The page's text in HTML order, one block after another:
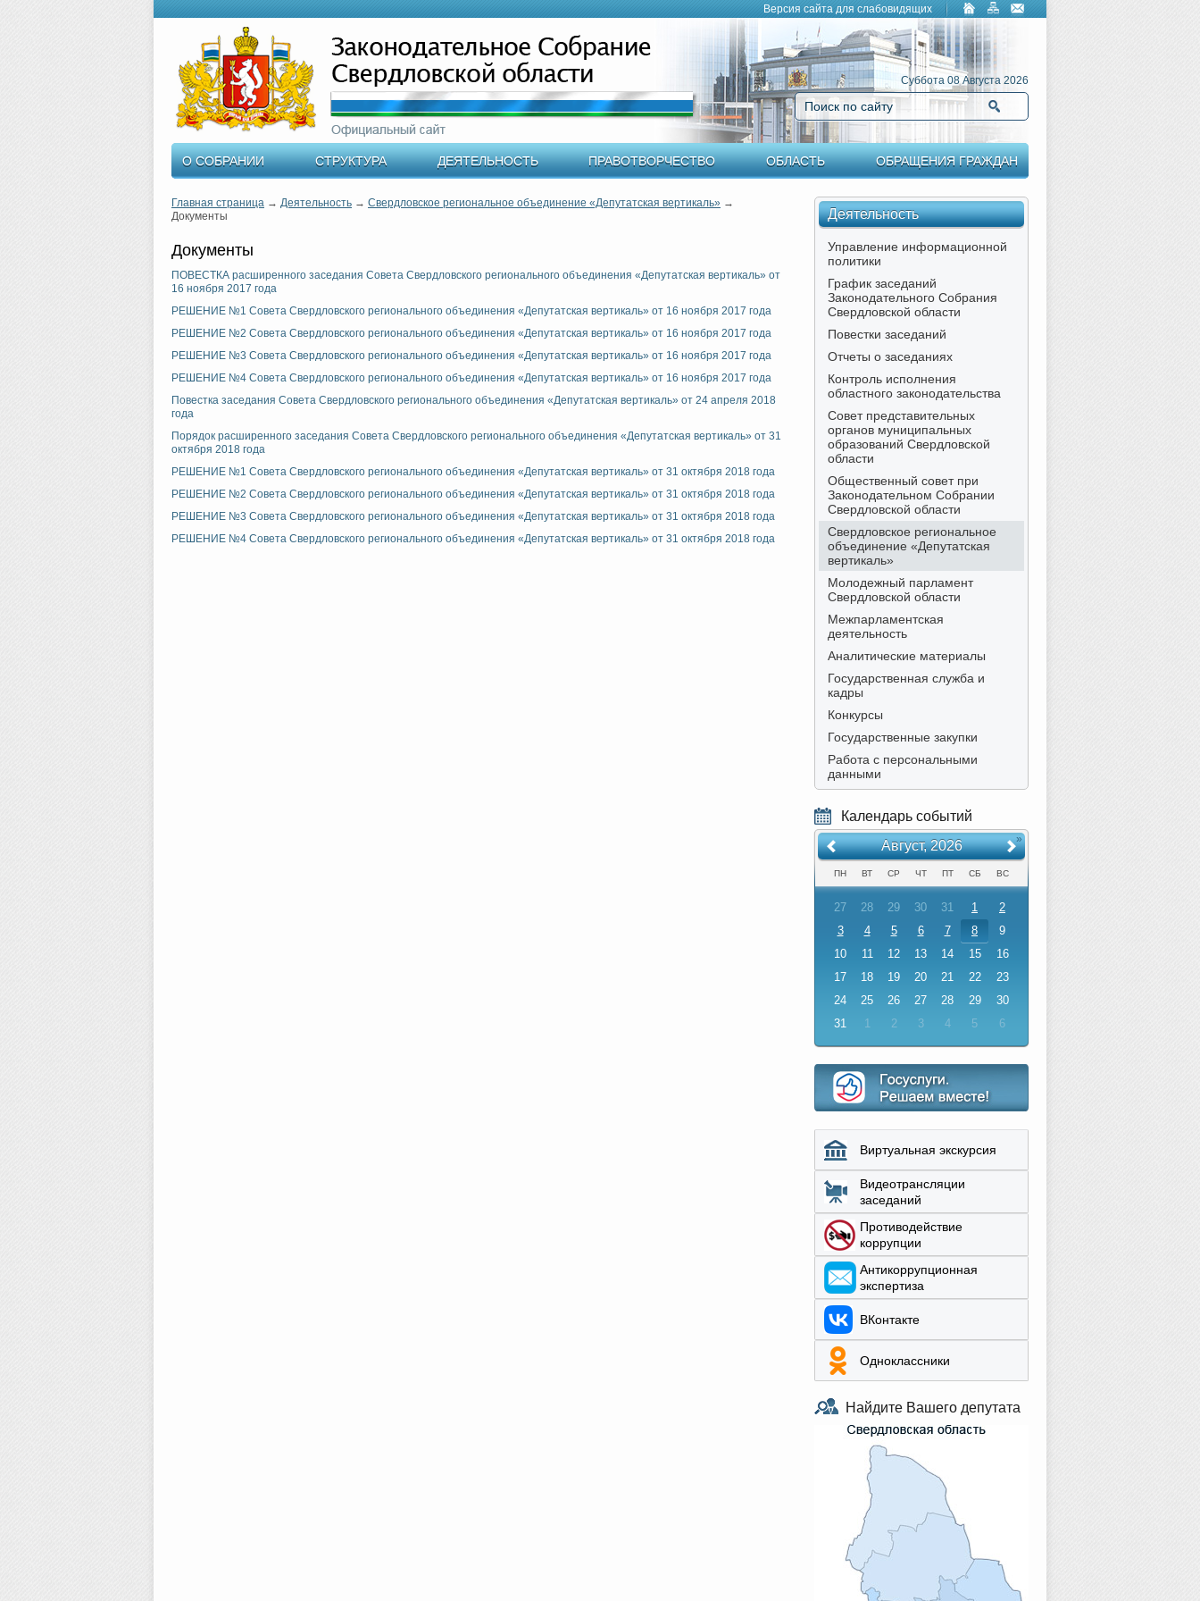
Версия сайта для слабовидящих
Суббота 08 Августа 2026
Поиск по сайту
О СОБРАНИИ СТРУКТУРА ДЕЯТЕЛЬНОСТЬ ПРАВОТВОРЧЕСТВО ОБЛАСТЬ ОБРАЩЕНИЯ ГРАЖДАН
Главная страница → Деятельность → Свердловское региональное объединение «Депутатская вертикаль» →
Документы
Документы
ПОВЕСТКА расширенного заседания Совета Свердловского регионального объединения «Депутатская вертикаль» от
16 ноября 2017 года
РЕШЕНИЕ №1 Совета Свердловского регионального объединения «Депутатская вертикаль» от 16 ноября 2017 года
РЕШЕНИЕ №2 Совета Свердловского регионального объединения «Депутатская вертикаль» от 16 ноября 2017 года
РЕШЕНИЕ №3 Совета Свердловского регионального объединения «Депутатская вертикаль» от 16 ноября 2017 года
РЕШЕНИЕ №4 Совета Свердловского регионального объединения «Депутатская вертикаль» от 16 ноября 2017 года
Повестка заседания Совета Свердловского регионального объединения «Депутатская вертикаль» от 24 апреля 2018
года
Порядок расширенного заседания Совета Свердловского регионального объединения «Депутатская вертикаль» от 31
октября 2018 года
РЕШЕНИЕ №1 Совета Свердловского регионального объединения «Депутатская вертикаль» от 31 октября 2018 года
РЕШЕНИЕ №2 Совета Свердловского регионального объединения «Депутатская вертикаль» от 31 октября 2018 года
РЕШЕНИЕ №3 Совета Свердловского регионального объединения «Депутатская вертикаль» от 31 октября 2018 года
РЕШЕНИЕ №4 Совета Свердловского регионального объединения «Депутатская вертикаль» от 31 октября 2018 года
Деятельность
Управление информационной
политики
График заседаний
Законодательного Собрания
Свердловской области
Повестки заседаний
Отчеты о заседаниях
Контроль исполнения
областного законодательства
Совет представительных
органов муниципальных
образований Свердловской
области
Общественный совет при
Законодательном Собрании
Свердловской области
Свердловское региональное
объединение «Депутатская
вертикаль»
Молодежный парламент
Свердловской области
Межпарламентская
деятельность
Аналитические материалы
Государственная служба и
кадры
Конкурсы
Государственные закупки
Работа с персональными
данными
Календарь событий
Август, 2026 »
ПН ВТ СР ЧТ ПТ СБ ВС
27 28 29 30 31 1
2
3
4 5 6 7 8
9
10
11 12 13 14 15
16
17
18 19 20 21 22
23
24
25 26 27 28 29
30
31
1 2 3 4 5 6
Виртуальная экскурсия
Видеотрансляции
заседаний
Противодействие
коррупции
Aнтикоррупционная
экспертиза
ВКонтакте
Одноклассники
Найдите Вашего депутата